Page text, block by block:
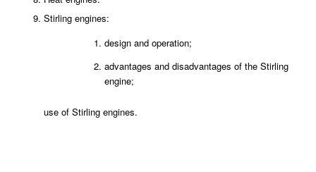
Stirling engines:
design and operation;
advantages and disadvantages of the Stirling
engine;
use of Stirling engines.